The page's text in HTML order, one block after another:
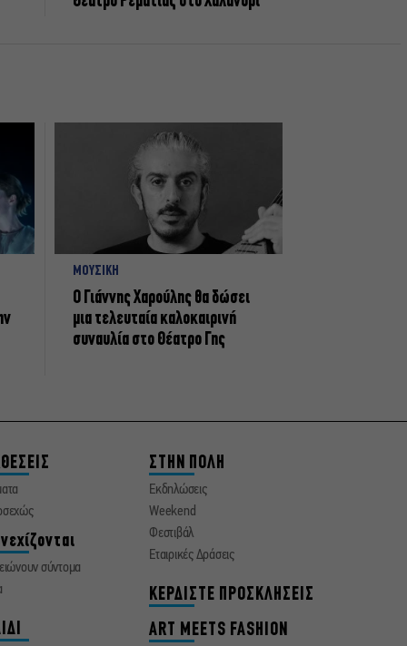
ΜΟΥΣΙΚΗ
Ο Γιάννης Χαρούλης θα δώσει
μια τελευταία καλοκαιρινή
συναυλία στο Θέατρο Γης
σύντομα
ΣΤΗΝ ΠΟΛΗ
Εκδηλώσεις
Weekend
Φεστιβάλ
Εταιρικές Δράσεις
ΚΕΡΔΙΣΤΕ ΠΡΟΣΚΛΗΣΕΙΣ
ART MEETS FASHION